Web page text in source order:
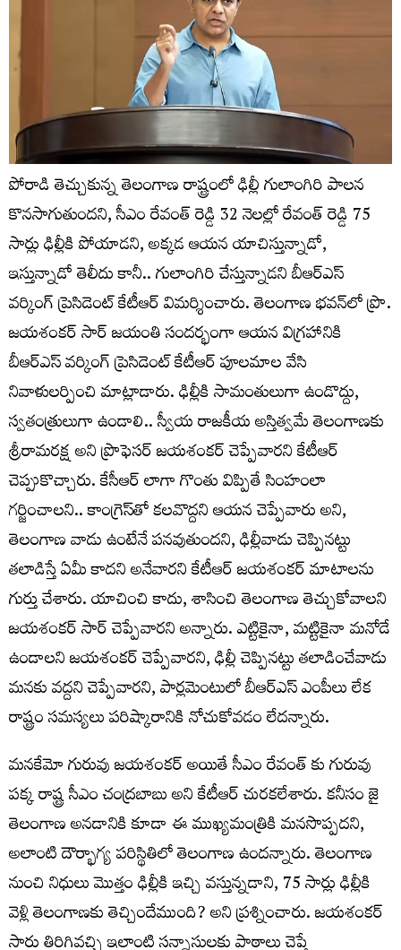
పోరాడి తెచ్చుకున్న తెలంగాణ రాష్ట్రంలో ఢిల్లీ గులాంగిరి పాలన
కొనసాగుతుందని, సీఎం రేవంత్ రెడ్డి 32 నెలల్లో రేవంత్ రెడ్డి 75
సార్లు ఢిల్లీకి పోయాడని, అక్కడ ఆయన యాచిస్తున్నాడో,
ఇస్తున్నాడో తెలీదు కానీ.. గులాంగిరి చేస్తున్నాడని బీఆర్ఎస్
వర్కింగ్ ప్రెసిడెంట్ కేటీఆర్ విమర్శించారు. తెలంగాణ భవన్‌లో ప్రొ.
జయశంకర్ సార్ జయంతి సందర్భంగా ఆయన విగ్రహానికి
బీఆర్ఎస్ వర్కింగ్ ప్రెసిడెంట్ కేటీఆర్ పూలమాల వేసి
నివాళులర్పించి మాట్లాడారు. ఢిల్లీకి సామంతులుగా ఉండొద్దు,
స్వతంత్రులుగా ఉండాలి.. స్వీయ రాజకీయ అస్తిత్వమే తెలంగాణకు
శ్రీరామరక్ష అని ప్రొఫెసర్ జయశంకర్ చెప్పేవారని కేటీఆర్
చెప్పుకొచ్చారు. కేసీఆర్ లాగా గొంతు విప్పితే సింహంలా
గర్జించాలని.. కాంగ్రెస్‌తో కలవొద్దని ఆయన చెప్పేవారు అని,
తెలంగాణ వాడు ఉంటేనే పనవుతుందని, ఢిల్లీవాడు చెప్పినట్టు
తలాడిస్తే ఏమీ కాదని అనేవారని కేటీఆర్ జయశంకర్ మాటాలను
గుర్తు చేశారు. యాచించి కాదు, శాసించి తెలంగాణ తెచ్చుకోవాలని
జయశంకర్ సార్ చెప్పేవారని అన్నారు. ఎట్టికైనా, మట్టికైనా మనోడే
ఉండాలని జయశంకర్ చెప్పేవారని, ఢిల్లీ చెప్పినట్టు తలాడించేవాడు
మనకు వద్దని చెప్పేవారని, పార్లమెంటులో బీఆర్ఎస్ ఎంపీలు లేక
రాష్ట్రం సమస్యలు పరిష్కారానికి నోచుకోవడం లేదన్నారు.
మనకేమో గురువు జయశంకర్ అయితే సీఎం రేవంత్ కు గురువు
పక్క రాష్ట్ర సీఎం చంద్రబాబు అని కేటీఆర్ చురకలేశారు. కనీసం జై
తెలంగాణ అనడానికి కూడా ఈ ముఖ్యమంత్రికి మనసొప్పదని,
అలాంటి దౌర్భాగ్య పరిస్థితిలో తెలంగాణ ఉందన్నారు. తెలంగాణ
నుంచి నిధులు మొత్తం ఢిల్లీకి ఇచ్చి వస్తున్నడాని, 75 సార్లు ఢిల్లీకి
వెళ్లి తెలంగాణకు తెచ్చిందేముంది? అని ప్రశ్నించారు. జయశంకర్